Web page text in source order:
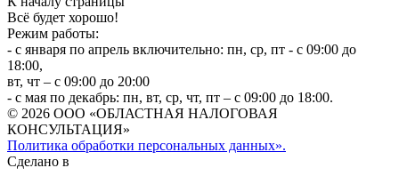
Всё будет хорошо!
Режим работы:
- с января по апрель включительно: пн, ср, пт - с 09:00 до
18:00,
вт, чт – с 09:00 до 20:00
- с мая по декабрь: пн, вт, ср, чт, пт – с 09:00 до 18:00.
© 2026 ООО «ОБЛАСТНАЯ НАЛОГОВАЯ
КОНСУЛЬТАЦИЯ»
Политика обработки персональных данных».
Сделано в